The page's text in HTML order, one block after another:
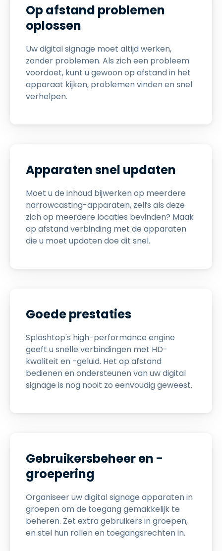
Op afstand problemen
oplossen
Uw digital signage moet altijd werken,
zonder problemen. Als zich een probleem
voordoet, kunt u gewoon op afstand in het
apparaat kijken, problemen vinden en snel
verhelpen.
Apparaten snel updaten
Moet u de inhoud bijwerken op meerdere
narrowcasting-apparaten, zelfs als deze
zich op meerdere locaties bevinden? Maak
op afstand verbinding met de apparaten
die u moet updaten doe dit snel.
Goede prestaties
Splashtop's high-performance engine
geeft u snelle verbindingen met HD-
kwaliteit en -geluid. Het op afstand
bedienen en ondersteunen van uw digital
signage is nog nooit zo eenvoudig geweest.
Gebruikersbeheer en -
groepering
Organiseer uw digital signage apparaten in
groepen om de toegang gemakkelijk te
beheren. Zet extra gebruikers in groepen,
en stel hun rollen en toegangsrechten in.